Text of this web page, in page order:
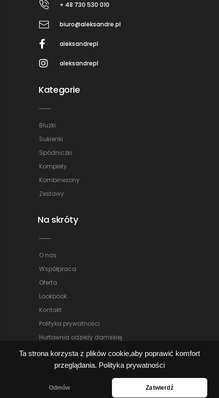
Ta strona korzysta z plików cookie,aby poprawić komfort
przeglądania. Polityka prywatności
Odmów Zatwierdź
+ 48 730 530 010
biuro@aleksandre.pl
aleksandrepl
aleksandrepl
Kategorie
Bluzki
Sukienki
Spódniczki
Komplety
Kombinezony
Zestawy
Na skróty
O nas
Współpraca
Oferta
Lookbook
Kontakt
Polityka prywatności
Hurtownia odzieży damskiej